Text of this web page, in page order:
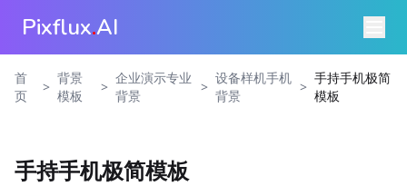
Pixflux.AI
首
页
>
背景
模板
>
企业演示专业
背景
>
设备样机手机
背景
>
手持手机极简
模板
手持手机极简模板